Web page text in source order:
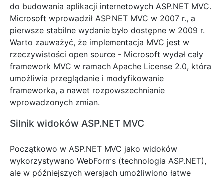
do budowania aplikacji internetowych ASP.NET MVC.
Microsoft wprowadził ASP.NET MVC w 2007 r., a
pierwsze stabilne wydanie było dostępne w 2009 r.
Warto zauważyć, że implementacja MVC jest w
rzeczywistości open source - Microsoft wydał cały
framework MVC w ramach Apache License 2.0, która
umożliwia przeglądanie i modyfikowanie
frameworka, a nawet rozpowszechnianie
wprowadzonych zmian.
Silnik widoków ASP.NET MVC
Początkowo w ASP.NET MVC jako widoków
wykorzystywano WebForms (technologia ASP.NET),
ale w późniejszych wersjach umożliwiono łatwe